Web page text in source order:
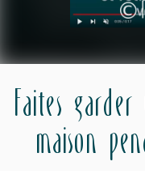
Faites
maison